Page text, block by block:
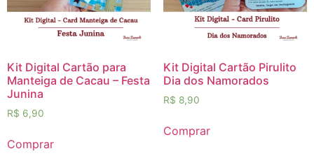
Kit Digital Cartão para
Manteiga de Cacau – Festa
Junina
R$ 6,90
Comprar
Kit Digital Cartão Pirulito
Dia dos Namorados
R$ 8,90
Comprar